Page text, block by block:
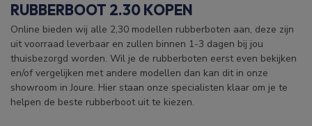
RUBBERBOOT 2.30 KOPEN
Online bieden wij alle 2,30 modellen rubberboten aan, deze zijn
uit voorraad leverbaar en zullen binnen 1-3 dagen bij jou
thuisbezorgd worden. Wil je de rubberboten eerst even bekijken
en/of vergelijken met andere modellen dan kan dit in onze
showroom in Joure. Hier staan onze specialisten klaar om je te
helpen de beste rubberboot uit te kiezen.